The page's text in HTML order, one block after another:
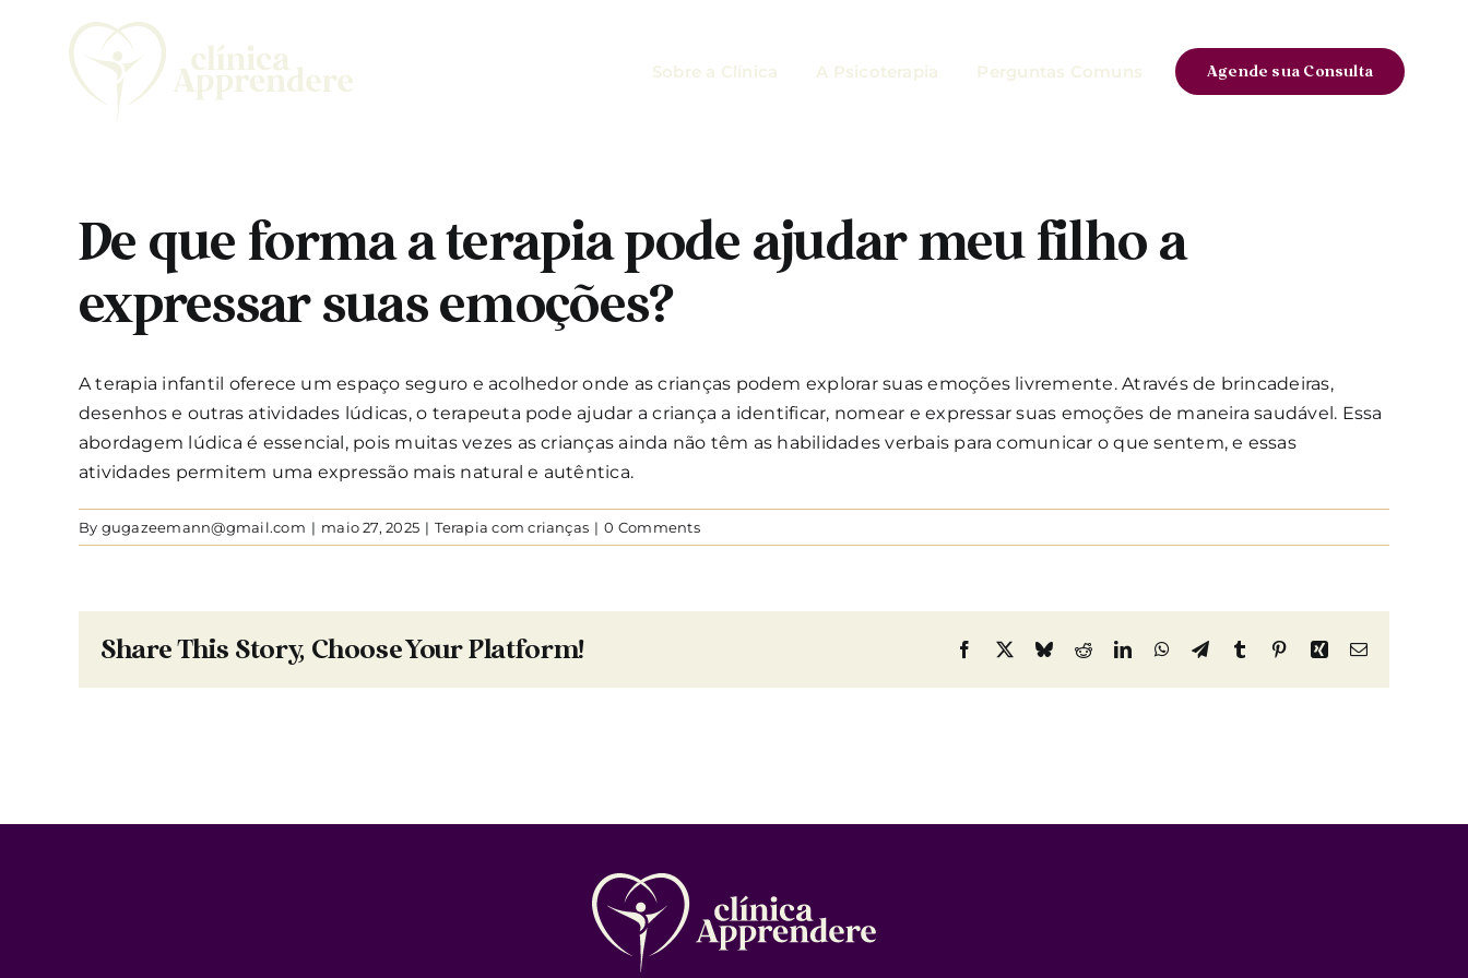
content
Sobre a Clínica A Psicoterapia Perguntas Comuns Agende sua Consulta
De que forma a terapia pode ajudar meu filho a
expressar suas emoções?
A terapia infantil oferece um espaço seguro e acolhedor onde as crianças podem explorar suas emoções livremente. Através de brincadeiras,
desenhos e outras atividades lúdicas, o terapeuta pode ajudar a criança a identificar, nomear e expressar suas emoções de maneira saudável. Essa
abordagem lúdica é essencial, pois muitas vezes as crianças ainda não têm as habilidades verbais para comunicar o que sentem, e essas
atividades permitem uma expressão mais natural e autêntica.
By gugazeemann@gmail.com | maio 27, 2025 | Terapia com crianças | 0 Comments
Share This Story, Choose Your Platform! Facebook
X BlueskyRedditLinkedInWhatsApp
TelegramTumblr PinterestXing Email